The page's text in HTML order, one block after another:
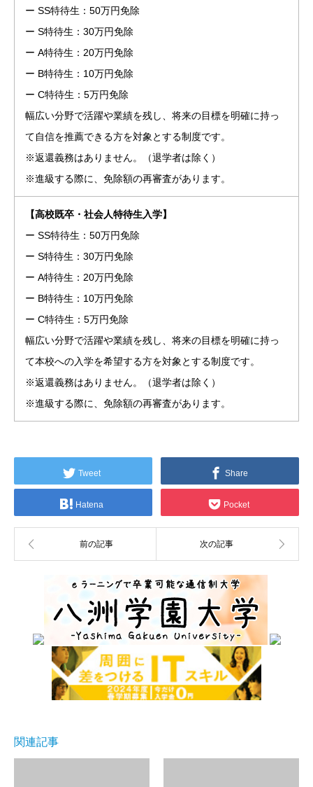
ー SS特待生：50万円免除
ー S特待生：30万円免除
ー A特待生：20万円免除
ー B特待生：10万円免除
ー C特待生：5万円免除
幅広い分野で活躍や業績を残し、将来の目標を明確に持っ
て自信を推薦できる方を対象とする制度です。
※返還義務はありません。（退学者は除く）
※進級する際に、免除額の再審査があります。
【高校既卒・社会人特待生入学】
ー SS特待生：50万円免除
ー S特待生：30万円免除
ー A特待生：20万円免除
ー B特待生：10万円免除
ー C特待生：5万円免除
幅広い分野で活躍や業績を残し、将来の目標を明確に持っ
て本校への入学を希望する方を対象とする制度です。
※返還義務はありません。（退学者は除く）
※進級する際に、免除額の再審査があります。
Tweet Share
Hatena Pocket
関連記事